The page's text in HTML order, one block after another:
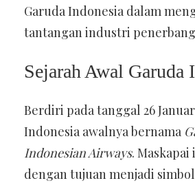
Garuda Indonesia dalam
tantangan industri
Sejarah Awal Garuda
Berdiri pada tanggal 26
Indonesia awalnya bernama
Indonesian Airways.
dengan tujuan menjadi